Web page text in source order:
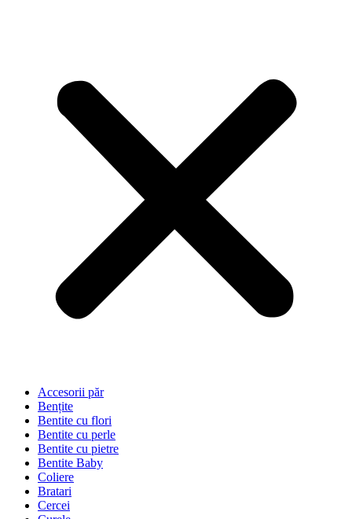
Accesorii păr
Bențite
Bentite cu flori
Bentite cu perle
Bentite cu pietre
Bentite Baby
Coliere
Bratari
Cercei